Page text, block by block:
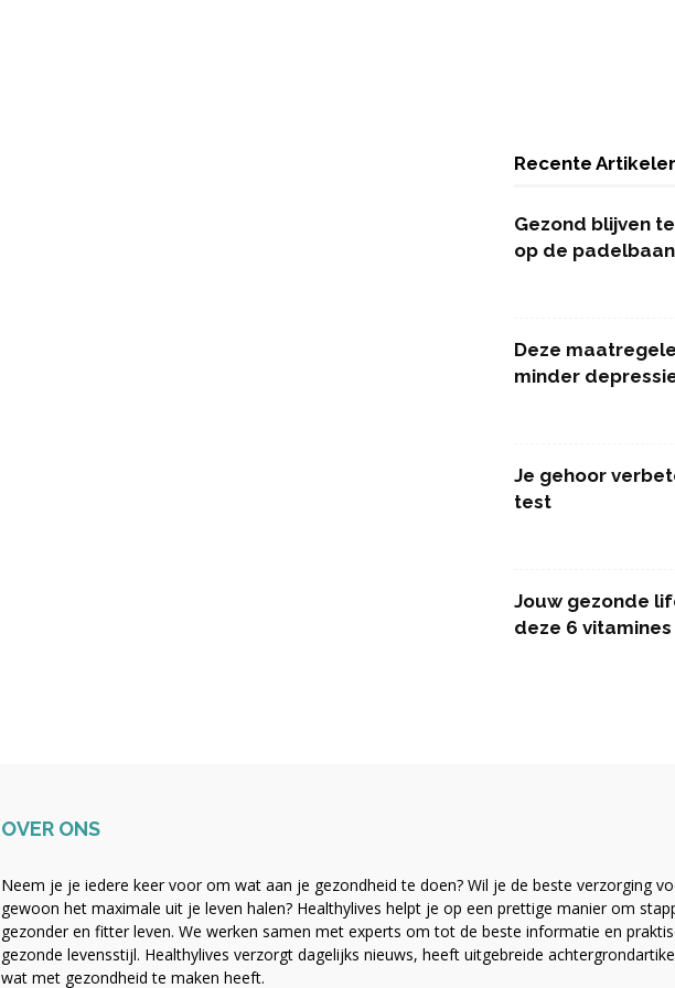
Recente
Gezond blijven
op de padelbaan
Deze
minder
Je gehoor
test
Jouw gezonde
deze 6 vitamines
OVER ONS
Neem je je iedere keer voor om wat aan je gezondheid te doen? Wil je de beste verzorging
gewoon het maximale uit je leven halen? Healthylives helpt je op een prettige manier om
gezonder en fitter leven. We werken samen met experts om tot de beste informatie en
gezonde levensstijl. Healthylives verzorgt dagelijks nieuws, heeft uitgebreide
wat met gezondheid te maken heeft.